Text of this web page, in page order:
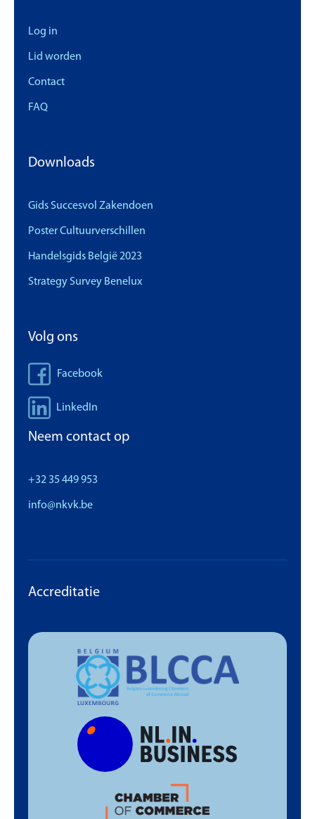
Log in
Lid worden
Contact
FAQ
Downloads
Gids Succesvol Zakendoen
Poster Cultuurverschillen
Handelsgids België 2023
Strategy Survey Benelux
Volg ons
Facebook
LinkedIn
Neem contact op
+32 35 449 953
info@nkvk.be
Accreditatie